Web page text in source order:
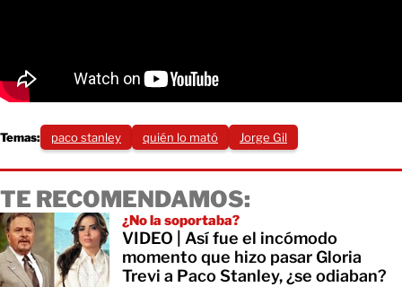
Temas: paco stanley quién lo mató Jorge Gil
TE RECOMENDAMOS:
¿No la soportaba?
VIDEO | Así fue el incómodo
momento que hizo pasar Gloria
Trevi a Paco Stanley, ¿se odiaban?